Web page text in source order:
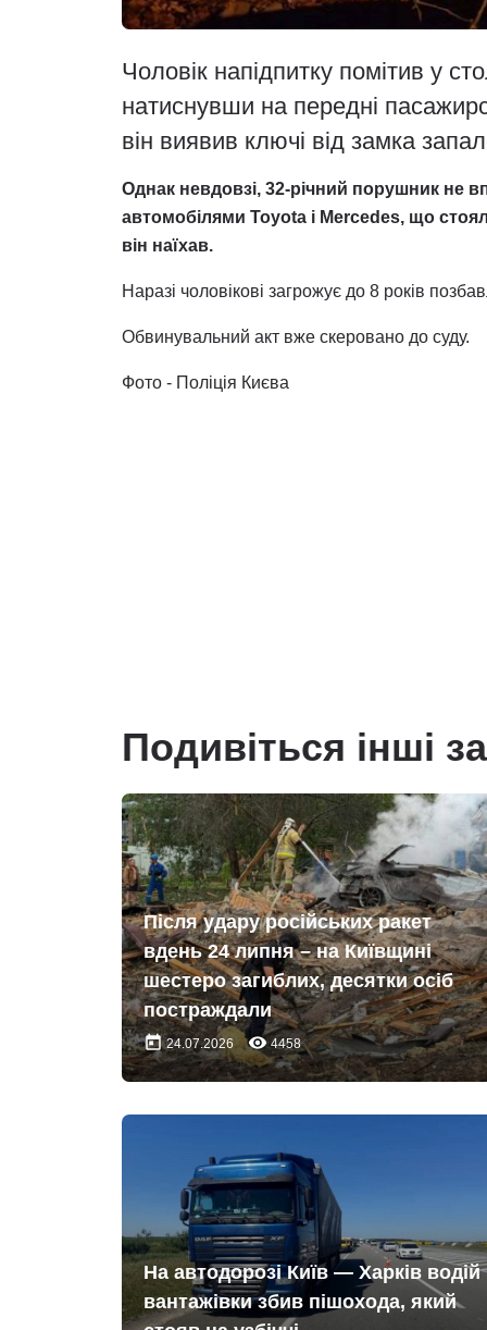
Чоловік напідпитку помітив у
натиснувши на передні
він виявив ключі від замка
Однак невдовзі, 32-річний порушник не
автомобілями Toyota і Mercedes, що
він наїхав.
Наразі чоловікові загрожує до 8 років
Обвинувальний акт вже скеровано до суду.
Фото - Поліція Києва
Подивіться інші
Після удару російських ракет
вдень 24 липня – на Київщині
шестеро загиблих, десятки осіб
постраждали
today24.07.2026 remove_red_eye4458
На автодорозі Київ — Харків водій
вантажівки збив пішохода, який